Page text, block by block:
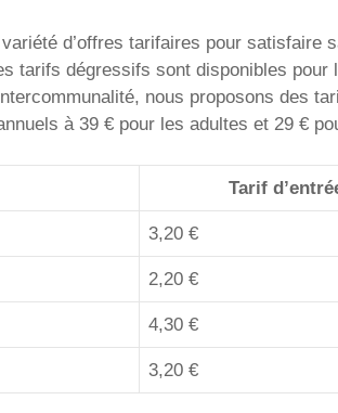
d’offres tarifaires pour
tarifs dégressifs sont disponibles
nous proposons des
à 39 € pour les adultes et 29 €
Tarif
3,20 €
2,20 €
4,30 €
3,20 €